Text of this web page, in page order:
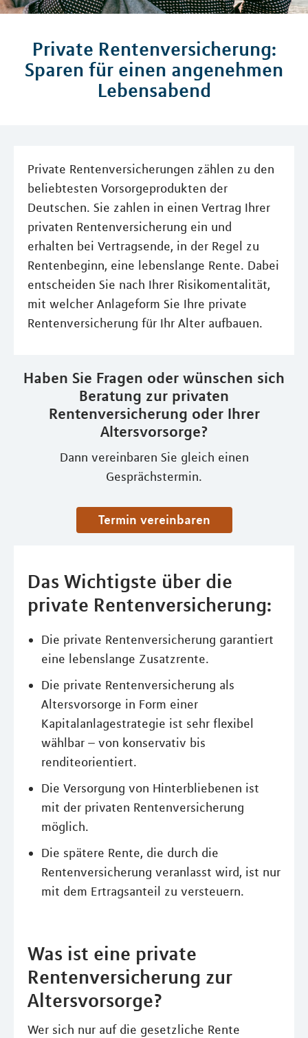
Private Rentenversicherung:
Sparen für einen angenehmen
Lebensabend
Private Rentenversicherungen zählen zu den
beliebtesten Vorsorgeprodukten der
Deutschen. Sie zahlen in einen Vertrag Ihrer
privaten Rentenversicherung ein und
erhalten bei Vertragsende, in der Regel zu
Rentenbeginn, eine lebenslange Rente. Dabei
entscheiden Sie nach Ihrer Risikomentalität,
mit welcher Anlageform Sie Ihre private
Rentenversicherung für Ihr Alter aufbauen.
Haben Sie Fragen oder wünschen sich
Beratung zur privaten
Rentenversicherung oder Ihrer
Altersvorsorge?
Dann vereinbaren Sie gleich einen
Gesprächstermin.
Termin vereinbaren
Das Wichtigste über die
private Rentenversicherung:
Die private Rentenversicherung garantiert
eine lebenslange Zusatzrente.
Die private Rentenversicherung als
Altersvorsorge in Form einer
Kapitalanlagestrategie ist sehr flexibel
wählbar – von konservativ bis
renditeorientiert.
Die Versorgung von Hinterbliebenen ist
mit der privaten Rentenversicherung
möglich.
Die spätere Rente, die durch die
Rentenversicherung veranlasst wird, ist nur
mit dem Ertragsanteil zu versteuern.
Was ist eine private
Rentenversicherung zur
Altersvorsorge?
Wer sich nur auf die gesetzliche Rente